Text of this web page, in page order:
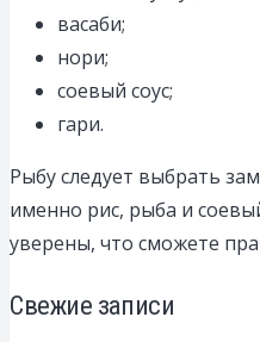
васаби;
нори;
соевый соус;
гари.
Рыбу следует выбрать
именно рис, рыба и
уверены, что сможете
Свежие записи